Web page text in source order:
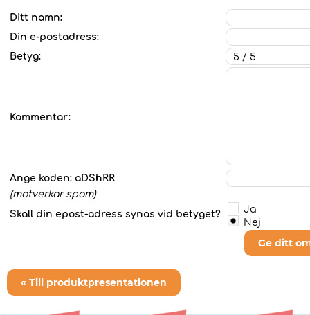
Ditt namn:
Din e-postadress:
Betyg:
Kommentar:
Ange koden: aDShRR
(motverkar spam)
Skall din epost-adress synas vid betyget?
Ja
Nej
Ge ditt
« Till produktpresentationen